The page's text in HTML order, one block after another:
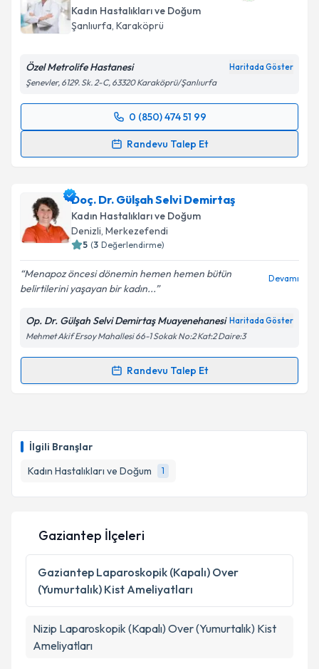
İlgili Branşlar
Kadın Hastalıkları ve Doğum
1
Kadın Hastalıkları ve Doğum
Şanlıurfa, Karaköprü
Özel Metrolife Hastanesi Haritada Göster
Şenevler, 6129. Sk. 2-C, 63320 Karaköprü/Şanlıurfa
0 (850) 474 51 99
Randevu Talep Et
Randevu Takvimi Talebi
almanız için bir takvim hazırlandığında e-posta ile
bilgilendireceğiz.
E-posta Adresiniz
Metni'ni okudum ve kişisel verilerimin belirtilen
kapsamda işlenmesini kabul ediyorum.
Takvim Talebini Gönder
Doç. Dr. Gülşah Selvi Demirtaş
Kadın Hastalıkları ve Doğum
Denizli, Merkezefendi
5 (3 Değerlendirme)
Menapoz öncesi dönemin hemen hemen bütün
belirtilerini yaşayan bir kadın...
Devamı
Op. Dr. Gülşah Selvi Demirtaş Muayenehanesi Haritada Göster
Mehmet Akif Ersoy Mahallesi 66-1 Sokak No:2 Kat:2 Daire:3
Randevu Talep Et
Randevu Takvimi Talebi
için bir takvim hazırlandığında e-posta ile
bilgilendireceğiz.
E-posta Adresiniz
Kişisel verilerimin işlenmesine ilişkin
Metni 'ni okudum ve kişisel verilerimin belirtilen
kapsamda işlenmesini kabul ediyorum.
Takvim Talebini Gönder
Gaziantep İlçeleri
Gaziantep Laparoskopik (Kapalı) Over
(Yumurtalık) Kist Ameliyatları
Nizip Laparoskopik (Kapalı) Over (Yumurtalık) Kist
Ameliyatları